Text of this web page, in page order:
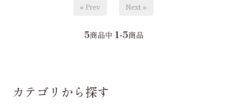
« Prev Next »
5商品中 1-5商品
カテゴリから探す